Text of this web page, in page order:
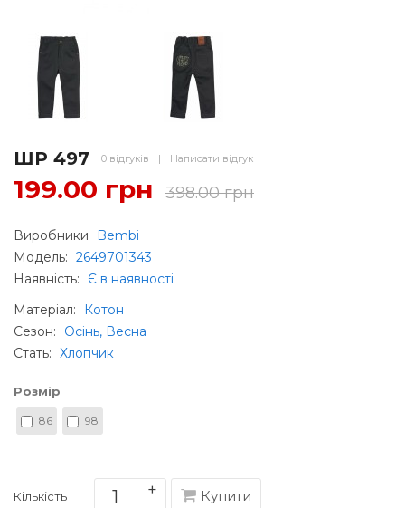
ШР 497 0 відгуків | Написати відгук
199.00 грн 398.00 грн
Виробники
Bembi
Модель: 2649701343
Наявність:
Є в наявності
Матеріал:
Котон
Сезон:
Осінь, Весна
Стать: Хлопчик
Розмір
86 98
Кількість Купити